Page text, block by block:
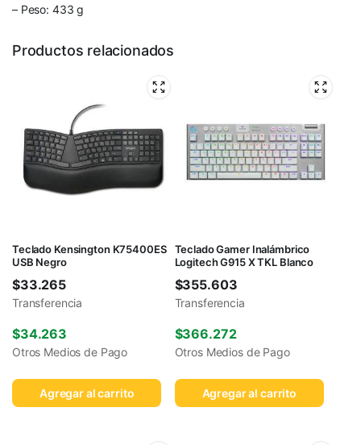
– Peso: 433 g
Productos relacionados
Teclado Kensington K75400ES
USB Negro
$33.265
Transferencia
$34.263
Otros Medios de Pago
Agregar al carrito
Teclado Gamer Inalámbrico
Logitech G915 X TKL Blanco
$355.603
Transferencia
$366.272
Otros Medios de Pago
Agregar al carrito